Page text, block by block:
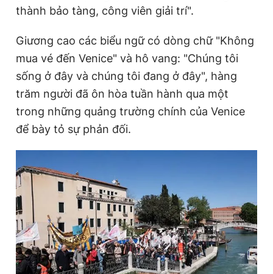
thành bảo tàng, công viên giải trí".
Giương cao các biểu ngữ có dòng chữ "Không
mua vé đến Venice" và hô vang: "Chúng tôi
sống ở đây và chúng tôi đang ở đây", hàng
trăm người đã ôn hòa tuần hành qua một
trong những quảng trường chính của Venice
để bày tỏ sự phản đối.